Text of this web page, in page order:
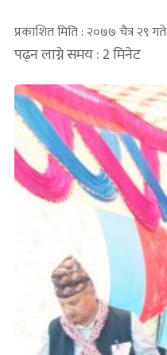
प्रकाशित मिति : २०७७ चैत्र २९ गते
पढ्न लाग्ने समय : 2 मिनेट